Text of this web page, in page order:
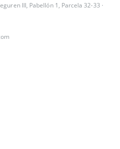
III, Pabellón 1, Parcela 32-33 ·